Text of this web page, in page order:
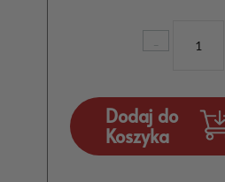
-
Kubek
Dla
Kochanej
Babci
Dodaj do
Koszyka